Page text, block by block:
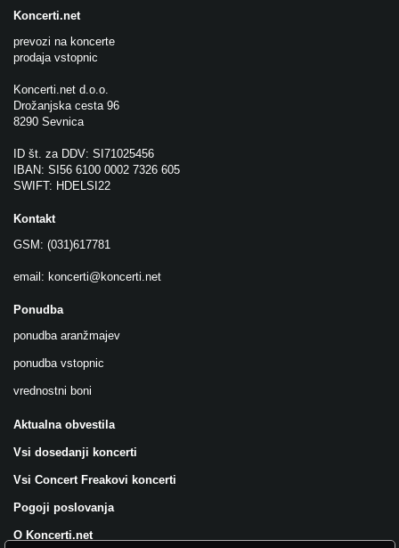
Koncerti.net
prevozi na koncerte
prodaja vstopnic
Koncerti.net d.o.o.
Drožanjska cesta 96
8290 Sevnica
ID št. za DDV: SI71025456
IBAN: SI56 6100 0002 7326 605
SWIFT: HDELSI22
Kontakt
GSM: (031)617781
email: koncerti@koncerti.net
Ponudba
ponudba aranžmajev
ponudba vstopnic
vrednostni boni
Aktualna obvestila
Vsi dosedanji koncerti
Vsi Concert Freakovi koncerti
Pogoji poslovanja
O Koncerti.net